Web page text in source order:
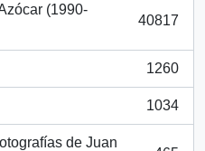
(1990-
40817
1260
1034
de Juan